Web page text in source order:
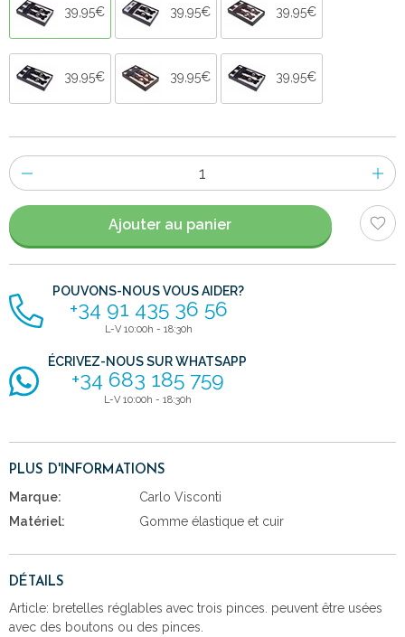
39,95€ 39,95€ 39,95€
39,95€ 39,95€ 39,95€
Nombre
d'items
Ajouter au panier
POUVONS-NOUS VOUS AIDER?
+34 91 435 36 56
L-V 10:00h - 18:30h
ÉCRIVEZ-NOUS SUR WHATSAPP
+34 683 185 759
L-V 10:00h - 18:30h
PLUS D'INFORMATIONS
Marque:
Carlo Visconti
Matériel:
Gomme élastique et cuir
DÉTAILS
Article: bretelles réglables avec trois pinces. peuvent être usées
avec des boutons ou des pinces.